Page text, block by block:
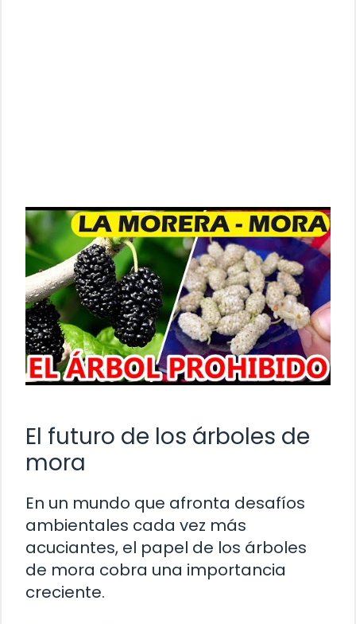
El futuro de los árboles de
mora
En un mundo que afronta desafíos
ambientales cada vez más
acuciantes, el papel de los árboles
de mora cobra una importancia
creciente.